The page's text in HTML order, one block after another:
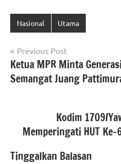
Nasional Utama
Navigasi
pos
Previous Post
Ketua MPR Minta
Semangat Juang
Kodim 1709/
Memperingati HUT Ke-
Tinggalkan Balasan